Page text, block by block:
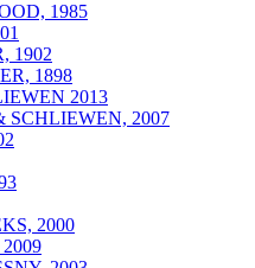
1985
1902
1898
2013
SCHLIEWEN, 2007
2000